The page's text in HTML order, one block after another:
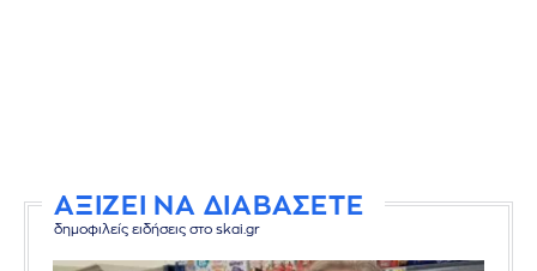
ΑΞΙΖΕΙ ΝΑ ΔΙΑΒΑΣΕΤΕ
δημοφιλείς ειδήσεις στο skai.gr